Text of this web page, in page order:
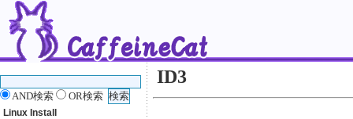
AND検索 OR検索
Linux Install
ID3